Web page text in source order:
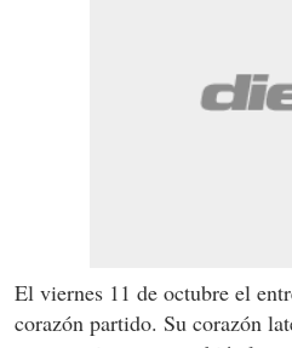
El viernes 11 de octubre el
corazón partido. Su corazón